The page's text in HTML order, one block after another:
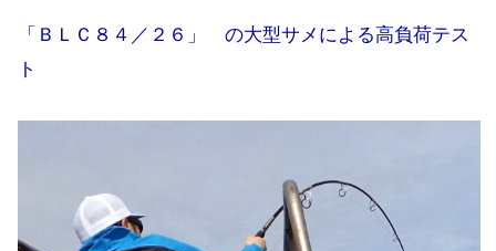
「ＢＬＣ８４／２６」 の大型サメによる高負荷テス
ト